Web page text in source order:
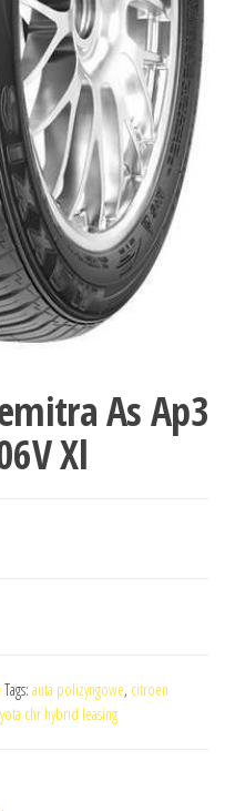
As Ap3
Xl
Tags: auta polizyngowe, citroen
chr hybrid leasing